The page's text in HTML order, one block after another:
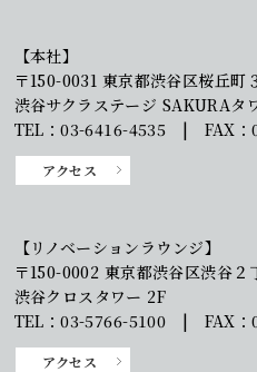
【本社】
〒150-0031 東京都渋谷区桜丘町
渋谷サクラステージ SAKURAタ
TEL：03-6416-4535 | FAX：
アクセス
【リノベーションラウンジ】
〒150-0002 東京都渋谷区渋谷２
渋谷クロスタワー 2F
TEL：03-5766-5100 | FAX：
アクセス